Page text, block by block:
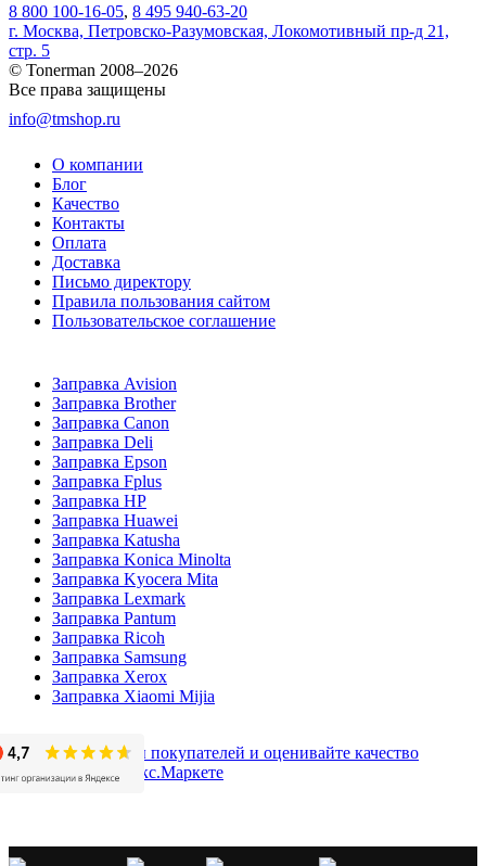
8 800 100-16-05, 8 495 940-63-20
г. Москва, Петровско-Разумовская, Локомотивный пр-д 21,
стр. 5
© Tonerman 2008–2026
Все права защищены
info@tmshop.ru
О компании
Блог
Качество
Контакты
Оплата
Доставка
Письмо директору
Правила пользования сайтом
Пользовательское соглашение
Заправка Avision
Заправка Brother
Заправка Canon
Заправка Deli
Заправка Epson
Заправка Fplus
Заправка HP
Заправка Huawei
Заправка Katusha
Заправка Konica Minolta
Заправка Kyocera Mita
Заправка Lexmark
Заправка Pantum
Заправка Ricoh
Заправка Samsung
Заправка Xerox
Заправка Xiaomi Mijia